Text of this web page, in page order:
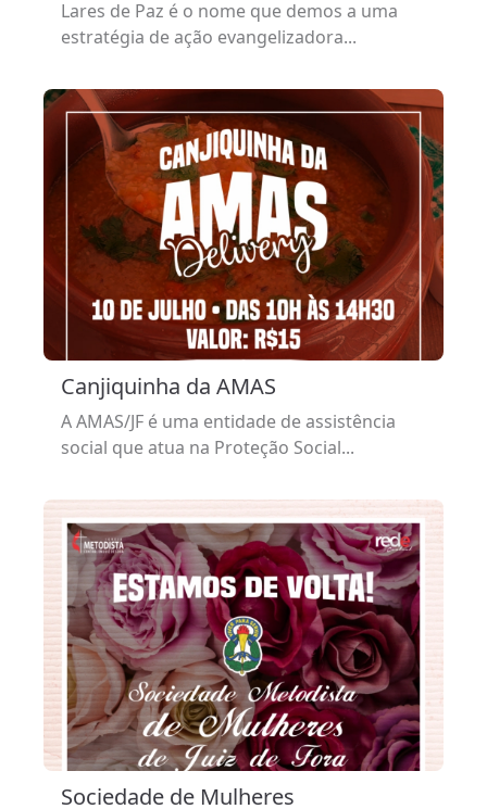
Lares de Paz é o nome que demos a uma
estratégia de ação evangelizadora...
Canjiquinha da AMAS
A AMAS/JF é uma entidade de assistência
social que atua na Proteção Social...
Sociedade de Mulheres